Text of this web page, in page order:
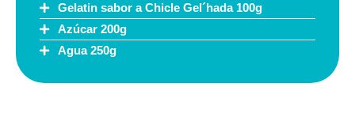
Gelatin sabor a Chicle Gel´hada 100g
Azúcar 200g
Agua 250g